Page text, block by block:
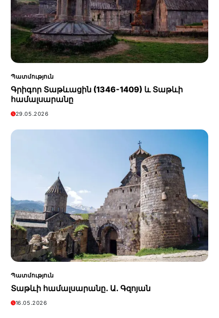
Պատմություն
Գրիգոր Տաթևացին (1346-1409) և Տաթևի
համալսարանը
29.05.2026
Պատմություն
Տաթևի համալսարանը․ Ա․ Գզոյան
16.05.2026